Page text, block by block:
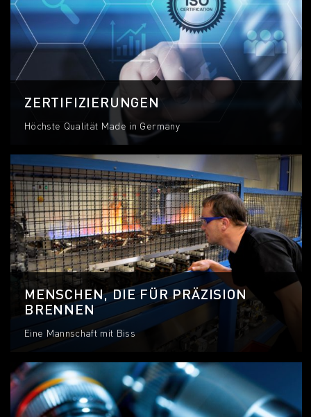
ZERTIFIZIERUNGEN
Höchste Qualität Made in Germany
MENSCHEN, DIE FÜR PRÄZISION
BRENNEN
Eine Mannschaft mit Biss